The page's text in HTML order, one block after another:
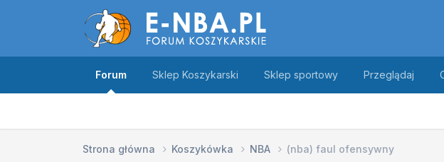
Forum Sklep Koszykarski Sklep sportowy Przeglądaj
Strona główna Koszykówka NBA (nba) faul ofensywny